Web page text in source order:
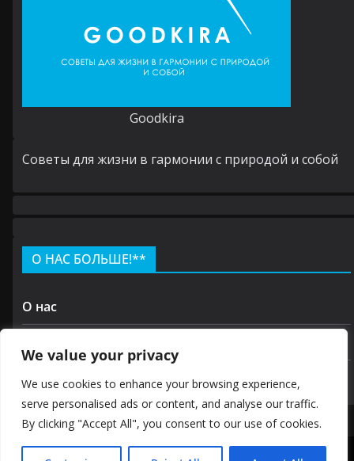
We value your privacy
We use cookies to enhance your browsing experience,
serve personalised ads or content, and analyse our traffic.
By clicking "Accept All", you consent to our use of cookies.
Goodkira
Cоветы для жизни в гармонии с природой и собой
О НАС БОЛЬШЕ!**
О нас
политика конфиденциальности
Авторские права © 2026 GOODKIRA